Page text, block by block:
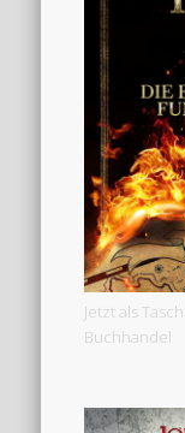
Jetzt als
Buchhandel